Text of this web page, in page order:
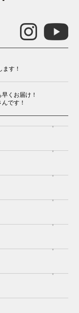
す！
くお届け！
です！